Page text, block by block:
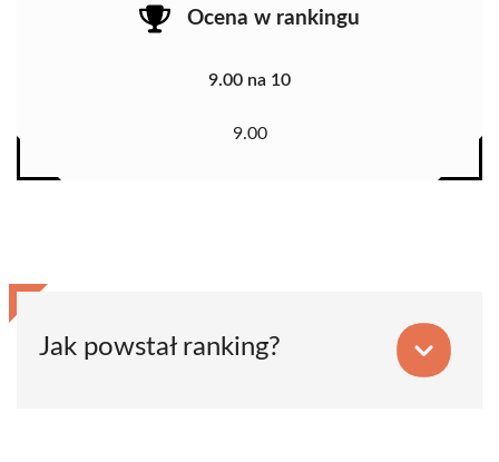
Ocena w rankingu
9.00 na 10
9.00
Jak powstał ranking?